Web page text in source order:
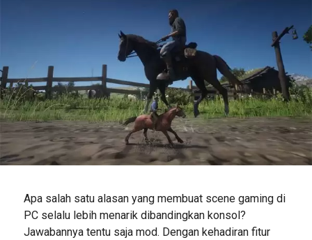
Apa salah satu alasan yang membuat scene gaming di
PC selalu lebih menarik dibandingkan konsol?
Jawabannya tentu saja mod. Dengan kehadiran fitur